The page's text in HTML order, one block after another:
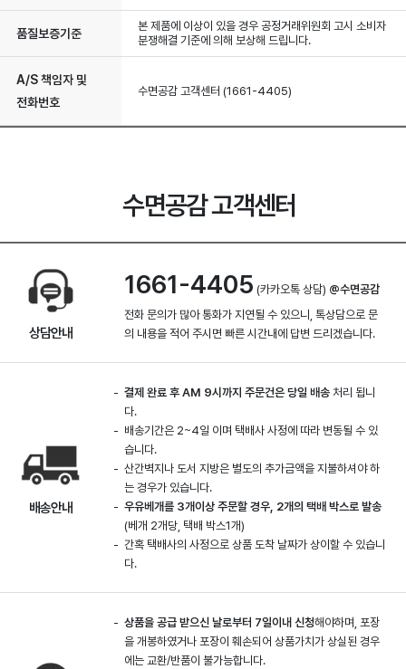
품질보증기준
본 제품에 이상이 있을 경우 공정거래위원회 고시 소비자
분쟁해결 기준에 의해 보상해 드립니다.
A/S 책임자 및
전화번호
수면공감 고객센터 (1661-4405)
수면공감 고객센터
상담안내
1661-4405 (카카오톡 상담) @수면공감
전화 문의가 많아 통화가 지연될 수 있으니, 톡상담으로 문
의 내용을 적어 주시면 빠른 시간내에 답변 드리겠습니다.
배송안내
결제 완료 후 AM 9시까지 주문건은 당일 배송 처리 됩니
다.
배송기간은 2~4일 이며 택배사 사정에 따라 변동될 수 있
습니다.
산간벽지나 도서 지방은 별도의 추가금액을 지불하셔야 하
는 경우가 있습니다.
우유베개를 3개이상 주문할 경우, 2개의 택배 박스로 발송
(베개 2개당, 택배 박스1개)
간혹 택배사의 사정으로 상품 도착 날짜가 상이할 수 있습니
다.
상품을 공급 받으신 날로부터 7일이내 신청해야하며, 포장
을 개봉하였거나 포장이 훼손되어 상품가치가 상실된 경우
에는 교환/반품이 불가능합니다.